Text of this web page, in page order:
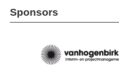
Sponsors